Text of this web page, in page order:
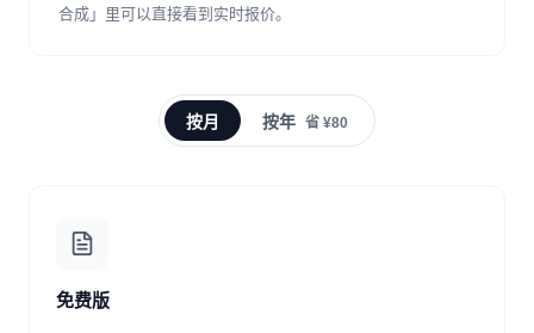
合成」里可以直接看到实时报价。
按月 按年 省 ¥80
免费版